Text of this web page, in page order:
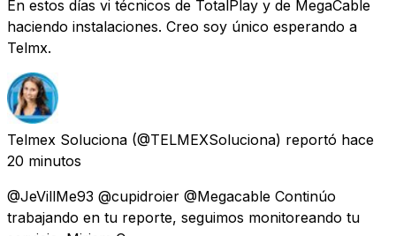
En estos días vi técnicos de TotalPlay y de MegaCable
haciendo instalaciones. Creo soy único esperando a
Telmx.
Telmex Soluciona (@TELMEXSoluciona) reportó hace
20 minutos
@JeVillMe93 @cupidroier @Megacable Continúo
trabajando en tu reporte, seguimos monitoreando tu